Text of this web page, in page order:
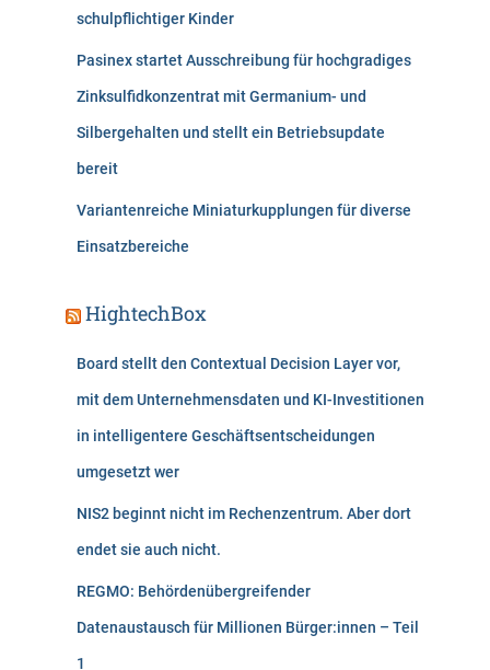
schulpflichtiger Kinder
Pasinex startet Ausschreibung für hochgradiges
Zinksulfidkonzentrat mit Germanium- und
Silbergehalten und stellt ein Betriebsupdate
bereit
Variantenreiche Miniaturkupplungen für diverse
Einsatzbereiche
HightechBox
Board stellt den Contextual Decision Layer vor,
mit dem Unternehmensdaten und KI-Investitionen
in intelligentere Geschäftsentscheidungen
umgesetzt wer
NIS2 beginnt nicht im Rechenzentrum. Aber dort
endet sie auch nicht.
REGMO: Behördenübergreifender
Datenaustausch für Millionen Bürger:innen – Teil
1